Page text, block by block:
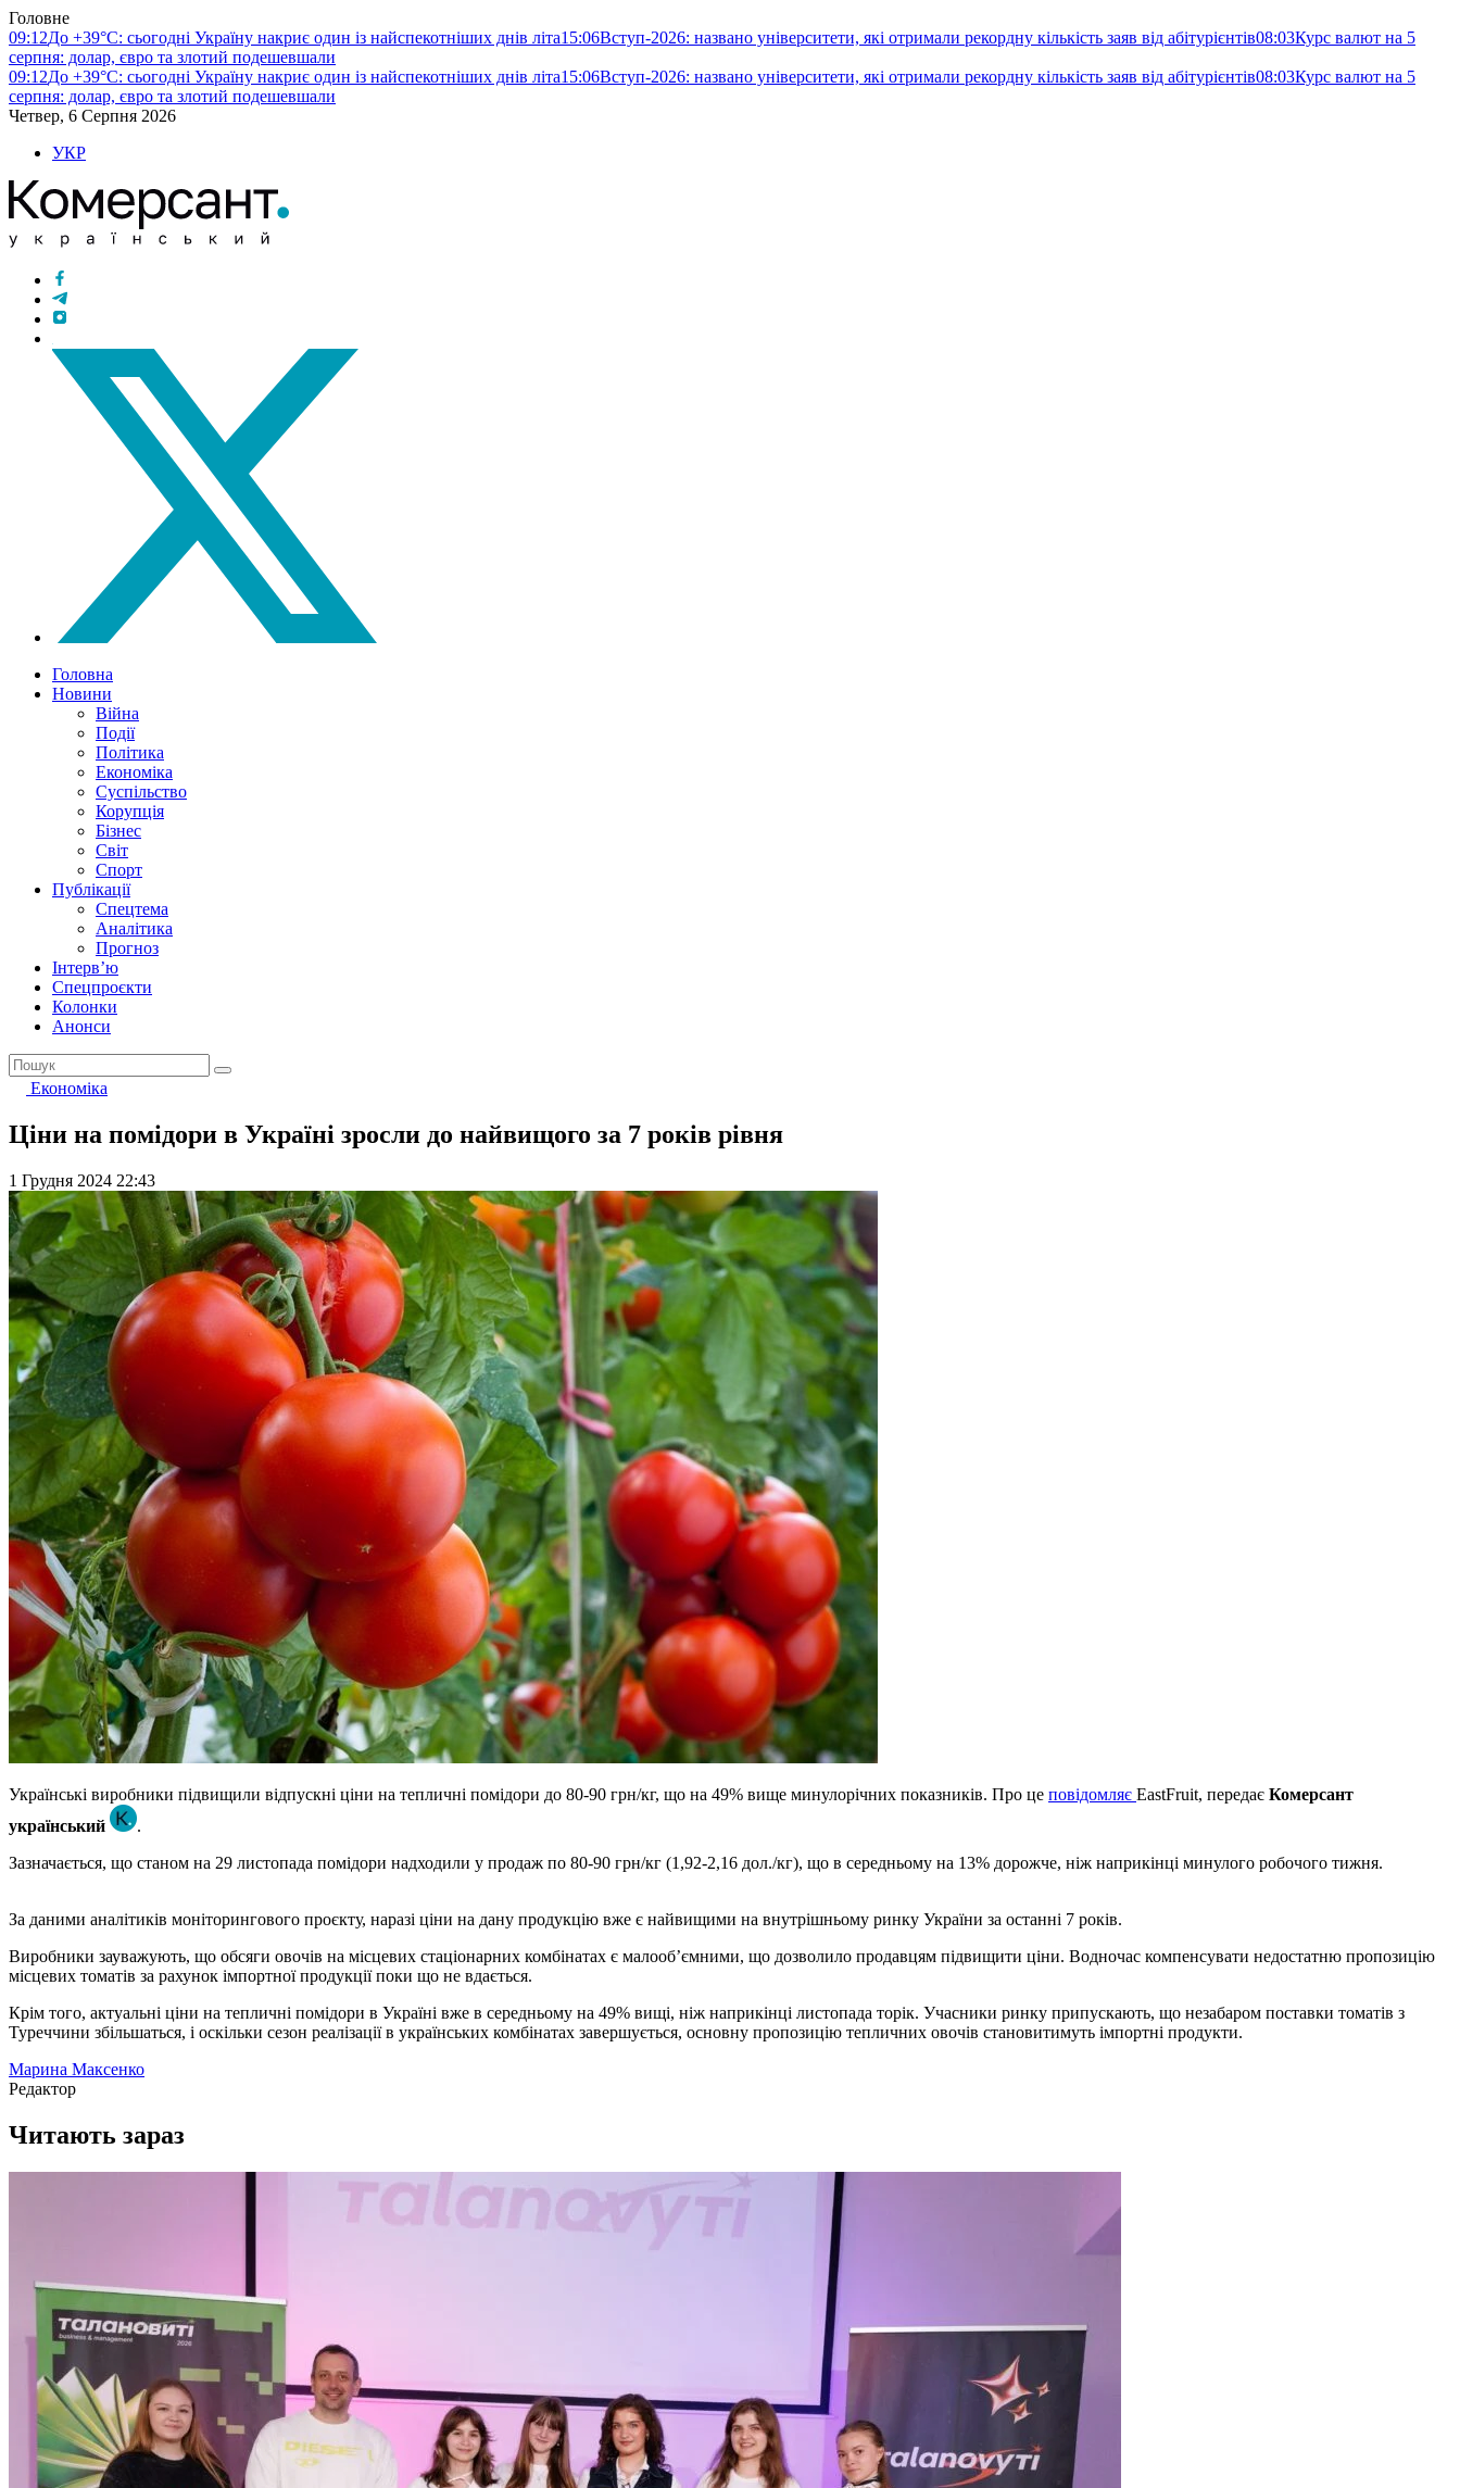
Головне
09:12До +39°C: сьогодні Україну накриє один із найспекотніших днів літа15:06Вступ-2026: названо університети, які отримали рекордну кількість заяв від абітурієнтів08:03Курс валют на 5
серпня: долар, євро та злотий подешевшали
09:12До +39°C: сьогодні Україну накриє один із найспекотніших днів літа15:06Вступ-2026: названо університети, які отримали рекордну кількість заяв від абітурієнтів08:03Курс валют на 5
серпня: долар, євро та злотий подешевшали
Четвер, 6 Серпня 2026
УКР
Головна
Новини
Війна
Події
Політика
Економіка
Суспільство
Корупція
Бізнес
Світ
Спорт
Публікації
Спецтема
Аналітика
Прогноз
Інтерв’ю
Спецпроєкти
Колонки
Анонси
Економіка
Ціни на помідори в Україні зросли до найвищого за 7 років рівня
1 Грудня 2024 22:43
Українські виробники підвищили відпускні ціни на тепличні помідори до 80-90 грн/кг, що на 49% вище минулорічних показників. Про це повідомляє EastFruit, передає Комерсант
український
.
Зазначається, що станом на 29 листопада помідори надходили у продаж по 80-90 грн/кг (1,92-2,16 дол./кг), що в середньому на 13% дорожче, ніж наприкінці минулого робочого тижня.
За даними аналітиків моніторингового проєкту, наразі ціни на дану продукцію вже є найвищими на внутрішньому ринку України за останні 7 років.
Виробники зауважують, що обсяги овочів на місцевих стаціонарних комбінатах є малооб’ємними, що дозволило продавцям підвищити ціни. Водночас компенсувати недостатню пропозицію
місцевих томатів за рахунок імпортної продукції поки що не вдається.
Крім того, актуальні ціни на тепличні помідори в Україні вже в середньому на 49% вищі, ніж наприкінці листопада торік. Учасники ринку припускають, що незабаром поставки томатів з
Туреччини збільшаться, і оскільки сезон реалізації в українських комбінатах завершується, основну пропозицію тепличних овочів становитимуть імпортні продукти.
Марина Максенко
Редактор
Читають зараз